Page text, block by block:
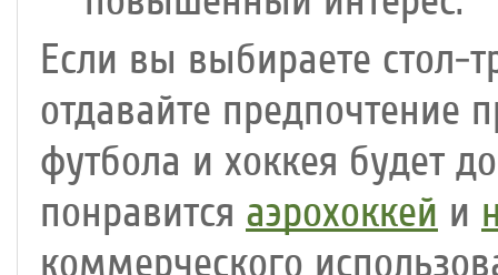
Если вы выбираете стол-
отдавайте
футбола и хоккея будет
понравится аэрохоккей и
коммерческого